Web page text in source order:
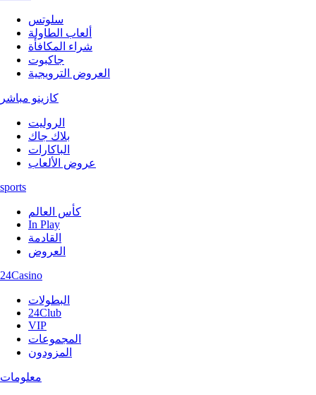
سلوتس
ألعاب الطاولة
شراء المكافأة
جاكبوت
العروض الترويجية
كازينو مباشر
الروليت
بلاك جاك
الباكارات
عروض الألعاب
sports
كأس العالم
In Play
القادمة
العروض
24Casino
البطولات
24Club
VIP
المجموعات
المزودون
معلومات